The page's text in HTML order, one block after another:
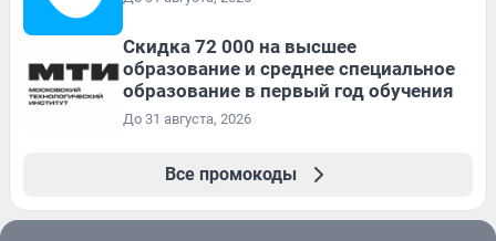
Скидка 72 000 на высшее
образование и среднее специальное
образование в первый год обучения
До 31 августа, 2026
Все промокоды